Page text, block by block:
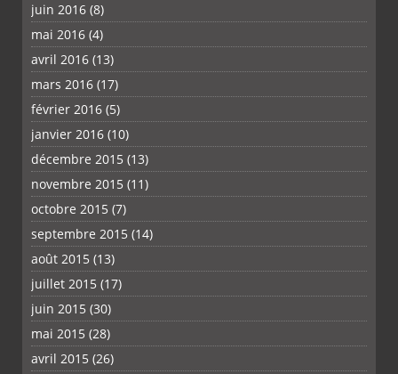
juin 2016 (8)
mai 2016 (4)
avril 2016 (13)
mars 2016 (17)
février 2016 (5)
janvier 2016 (10)
décembre 2015 (13)
novembre 2015 (11)
octobre 2015 (7)
septembre 2015 (14)
août 2015 (13)
juillet 2015 (17)
juin 2015 (30)
mai 2015 (28)
avril 2015 (26)